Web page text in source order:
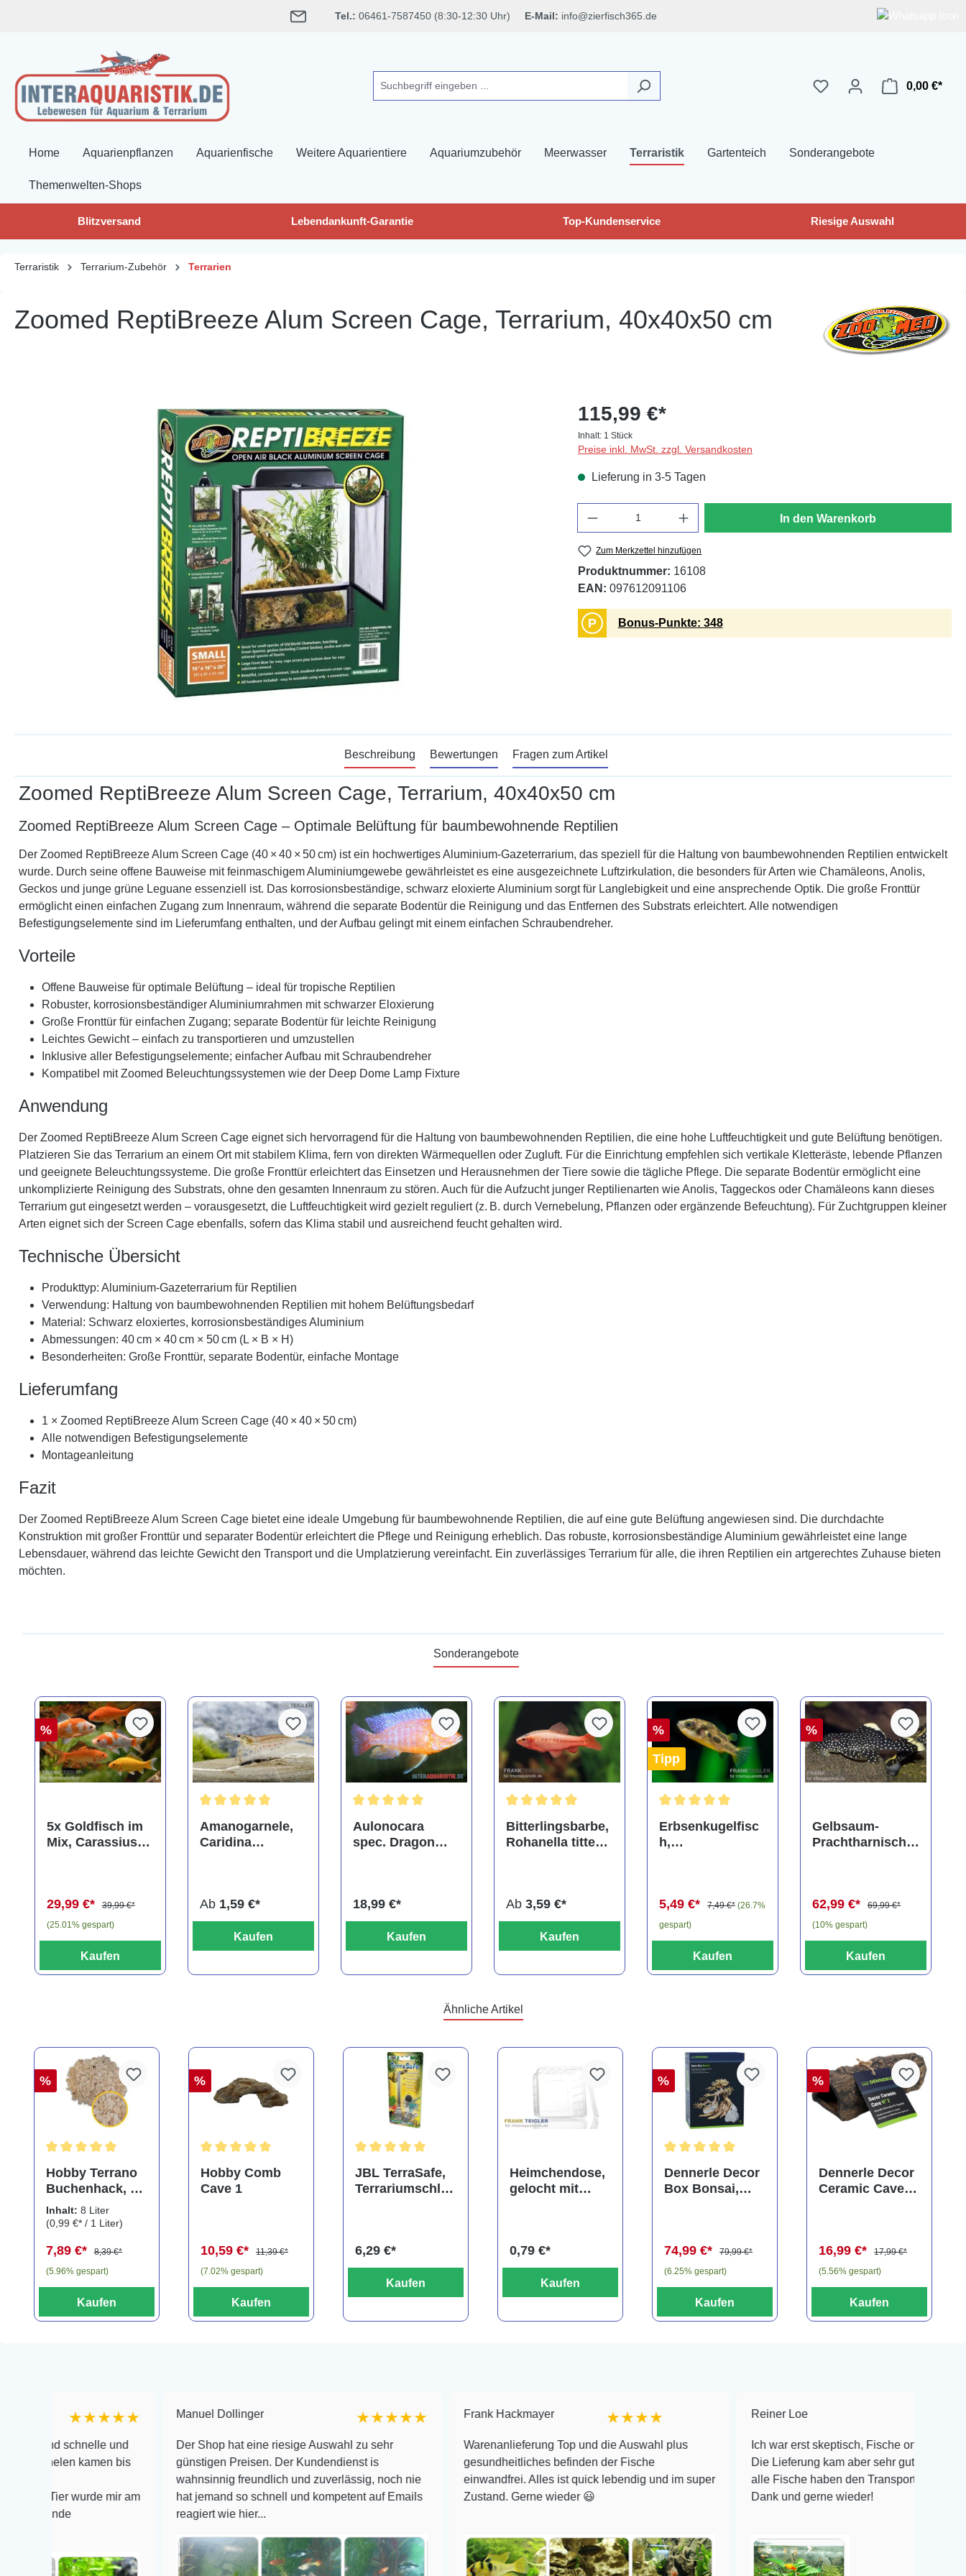
Tel.: 06461-7587450 (8:30-12:30 Uhr) E-Mail: info@zierfisch365.de
0,00 €*
Home Aquarienpflanzen Aquarienfische Weitere Aquarientiere Aquariumzubehör Meerwasser Terraristik Gartenteich Sonderangebote
Themenwelten-Shops
Blitzversand Lebendankunft-Garantie Top-Kundenservice Riesige Auswahl
Terraristik Terrarium-Zubehör Terrarien
Zoomed ReptiBreeze Alum Screen Cage, Terrarium, 40x40x50 cm
115,99 €*
Inhalt: 1 Stück
Preise inkl. MwSt. zzgl. Versandkosten
Lieferung in 3-5 Tagen
In den Warenkorb
Zum Merkzettel hinzufügen
Produktnummer: 16108
EAN: 097612091106
P Bonus-Punkte: 348
Beschreibung Bewertungen Fragen zum Artikel
Zoomed ReptiBreeze Alum Screen Cage, Terrarium, 40x40x50 cm
Zoomed ReptiBreeze Alum Screen Cage – Optimale Belüftung für baumbewohnende Reptilien
Der Zoomed ReptiBreeze Alum Screen Cage (40 × 40 × 50 cm) ist ein hochwertiges Aluminium-Gazeterrarium, das speziell für die Haltung von baumbewohnenden Reptilien entwickelt
wurde. Durch seine offene Bauweise mit feinmaschigem Aluminiumgewebe gewährleistet es eine ausgezeichnete Luftzirkulation, die besonders für Arten wie Chamäleons, Anolis,
Geckos und junge grüne Leguane essenziell ist. Das korrosionsbeständige, schwarz eloxierte Aluminium sorgt für Langlebigkeit und eine ansprechende Optik. Die große Fronttür
ermöglicht einen einfachen Zugang zum Innenraum, während die separate Bodentür die Reinigung und das Entfernen des Substrats erleichtert. Alle notwendigen
Befestigungselemente sind im Lieferumfang enthalten, und der Aufbau gelingt mit einem einfachen Schraubendreher.
Vorteile
Offene Bauweise für optimale Belüftung – ideal für tropische Reptilien
Robuster, korrosionsbeständiger Aluminiumrahmen mit schwarzer Eloxierung
Große Fronttür für einfachen Zugang; separate Bodentür für leichte Reinigung
Leichtes Gewicht – einfach zu transportieren und umzustellen
Inklusive aller Befestigungselemente; einfacher Aufbau mit Schraubendreher
Kompatibel mit Zoomed Beleuchtungssystemen wie der Deep Dome Lamp Fixture
Anwendung
Der Zoomed ReptiBreeze Alum Screen Cage eignet sich hervorragend für die Haltung von baumbewohnenden Reptilien, die eine hohe Luftfeuchtigkeit und gute Belüftung benötigen.
Platzieren Sie das Terrarium an einem Ort mit stabilem Klima, fern von direkten Wärmequellen oder Zugluft. Für die Einrichtung empfehlen sich vertikale Kletteräste, lebende Pflanzen
und geeignete Beleuchtungssysteme. Die große Fronttür erleichtert das Einsetzen und Herausnehmen der Tiere sowie die tägliche Pflege. Die separate Bodentür ermöglicht eine
unkomplizierte Reinigung des Substrats, ohne den gesamten Innenraum zu stören. Auch für die Aufzucht junger Reptilienarten wie Anolis, Taggeckos oder Chamäleons kann dieses
Terrarium gut eingesetzt werden – vorausgesetzt, die Luftfeuchtigkeit wird gezielt reguliert (z. B. durch Vernebelung, Pflanzen oder ergänzende Befeuchtung). Für Zuchtgruppen kleiner
Arten eignet sich der Screen Cage ebenfalls, sofern das Klima stabil und ausreichend feucht gehalten wird.
Technische Übersicht
Produkttyp: Aluminium-Gazeterrarium für Reptilien
Verwendung: Haltung von baumbewohnenden Reptilien mit hohem Belüftungsbedarf
Material: Schwarz eloxiertes, korrosionsbeständiges Aluminium
Abmessungen: 40 cm × 40 cm × 50 cm (L × B × H)
Besonderheiten: Große Fronttür, separate Bodentür, einfache Montage
Lieferumfang
1 × Zoomed ReptiBreeze Alum Screen Cage (40 × 40 × 50 cm)
Alle notwendigen Befestigungselemente
Montageanleitung
Fazit
Der Zoomed ReptiBreeze Alum Screen Cage bietet eine ideale Umgebung für baumbewohnende Reptilien, die auf eine gute Belüftung angewiesen sind. Die durchdachte
Konstruktion mit großer Fronttür und separater Bodentür erleichtert die Pflege und Reinigung erheblich. Das robuste, korrosionsbeständige Aluminium gewährleistet eine lange
Lebensdauer, während das leichte Gewicht den Transport und die Umplatzierung vereinfacht. Ein zuverlässiges Terrarium für alle, die ihren Reptilien ein artgerechtes Zuhause bieten
möchten.
Sonderangebote
%
5x Goldfisch im
Mix, Carassius
29,99 €*
39,99 €*
(25.01% gespart)
Kaufen
Amanogarnele,
Caridina
Ab 1,59 €*
Kaufen
Aulonocara
spec. Dragon
18,99 €*
Kaufen
Bitterlingsbarbe,
Rohanella titteya,
Ab 3,59 €*
Kaufen
%
Tipp
Erbsenkugelfisc
h,
5,49 €*
7,49 €* (26.7%
gespart)
Kaufen
%
Gelbsaum-
Prachtharnischw
62,99 €*
69,99 €*
(10% gespart)
Kaufen
Ähnliche Artikel
%
Hobby Terrano
Buchenhack, 8
Liter
Inhalt: 8 Liter
(0,99 €* / 1 Liter)
7,89 €*
8,39 €*
(5.96% gespart)
Kaufen
%
Hobby Comb
Cave 1
10,59 €*
11,39 €*
(7.02% gespart)
Kaufen
JBL TerraSafe,
Terrariumschlos
6,29 €*
Kaufen
Heimchendose,
gelocht mit
0,79 €*
Kaufen
%
Dennerle Decor
Box Bonsai,
74,99 €*
79,99 €*
(6.25% gespart)
Kaufen
%
Dennerle Decor
Ceramic Cave
16,99 €*
17,99 €*
(5.56% gespart)
Kaufen
★★★★★
schnelle und
kamen bis
wurde mir am
Manuel Dollinger ★★★★★
Der Shop hat eine riesige Auswahl zu sehr
günstigen Preisen. Der Kundendienst is
wahnsinnig freundlich und zuverlässig, noch nie
hat jemand so schnell und kompetent auf Emails
reagiert wie hier...
Frank Hackmayer ★★★★
Warenanlieferung Top und die Auswahl plus
gesundheitliches befinden der Fische
einwandfrei. Alles ist quick lebendig und im super
Zustand. Gerne wieder 😃
Ich war erst skeptisch, Fische online zu bestellen!
Die Lieferung kam aber sehr gut verpackt an und
alle Fische haben den Transport überlebt! Vielen
Dank und gerne wieder!